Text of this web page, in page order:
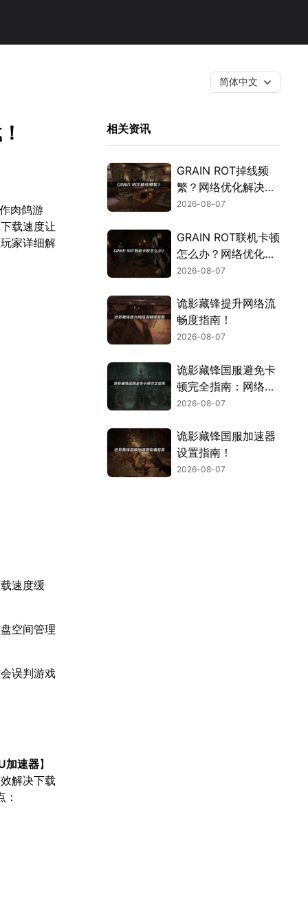
简体中文
肉鸽游
载速度让
家详细解
速度缓
空间管理
误判游戏
加速器】
解决下载
相关资讯
GRAIN ROT掉线频
繁？网络优化解决指
南！
2026-08-07
GRAIN ROT联机卡顿
怎么办？网络优化解
决方案！
2026-08-07
诡影藏锋提升网络流
畅度指南！
2026-08-07
诡影藏锋国服避免卡
顿完全指南：网络优
化与解决技巧！
2026-08-07
诡影藏锋国服加速器
设置指南！
2026-08-07